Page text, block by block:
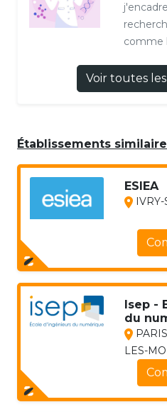
comme
Voir toutes
Établissements
ESIEA
IVRY-
Isep -
du
PARIS
LES-